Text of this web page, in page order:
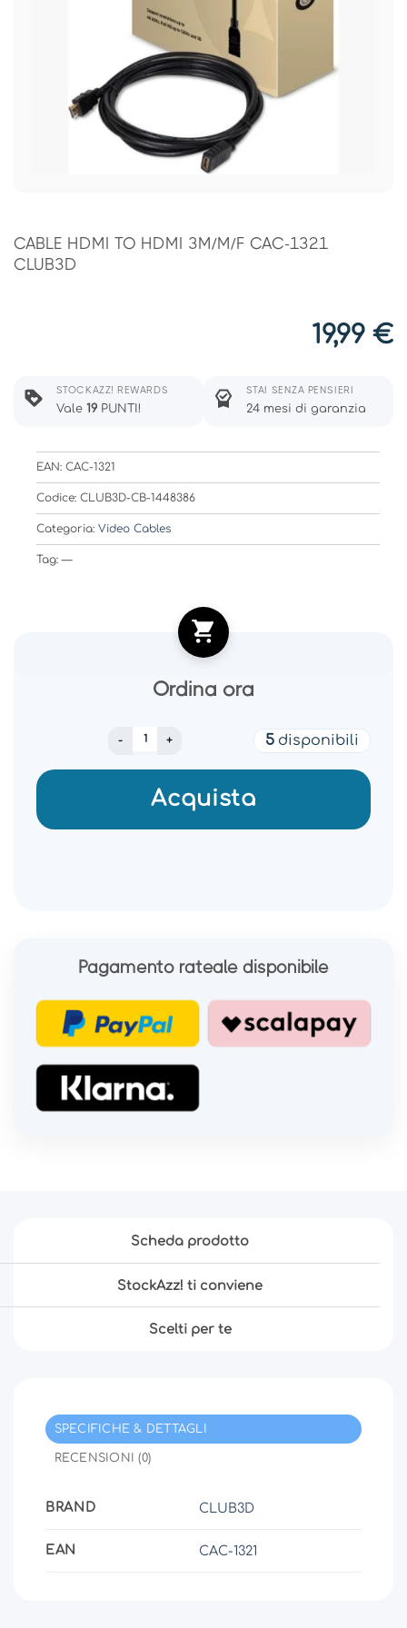
CABLE HDMI TO HDMI 3M/M/F CAC-1321
CLUB3D
19,99 €
STOCKAZZ! REWARDS
Vale 19 PUNTI!
STAI SENZA PENSIERI
24 mesi di garanzia
EAN: CAC-1321
Codice: CLUB3D-CB-1448386
Categoria: Video Cables
Tag: —
Ordina ora
CABLE HDMI TO HDMI 3M/M/F CAC-1321
5 disponibili
Acquista
Pagamento rateale disponibile
Scheda prodotto
StockAzz! ti conviene
Scelti per te
SPECIFICHE & DETTAGLI
RECENSIONI (0)
BRAND CLUB3D
EAN CAC-1321